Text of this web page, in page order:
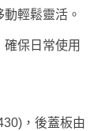
輕鬆靈活。
確保日常使用
，後蓋板由